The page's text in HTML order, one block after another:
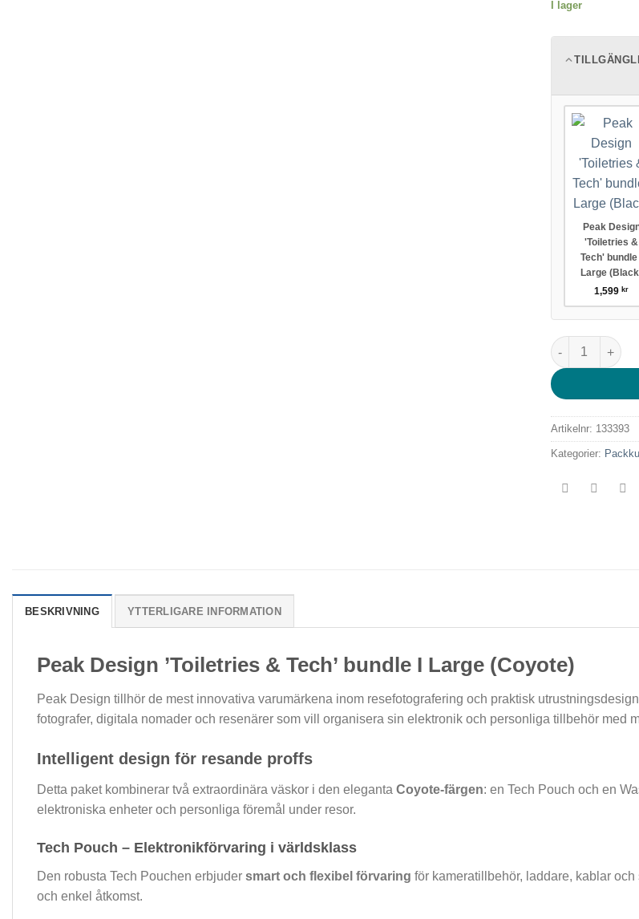
I lager
Peak
'Toiletries &
Tech' bundle I
Large
1,599 kr
Peak Design
Artikelnr: 133393
Kategorier:
BESKRIVNING YTTERLIGARE INFORMATION
Peak Design ’Toiletries & Tech’ bundle I Large (Coyote)
Peak Design tillhör de mest innovativa varumärkena inom resefotografering och praktisk
fotografer, digitala nomader och resenärer som vill organisera sin elektronik och personliga tillbehör med
Intelligent design för resande proffs
Detta paket kombinerar två extraordinära väskor i den eleganta Coyote-färgen: en Tech Pouch och en
elektroniska enheter och personliga föremål under resor.
Tech Pouch – Elektronikförvaring i världsklass
Den robusta Tech Pouchen erbjuder smart och flexibel förvaring för kameratillbehör, laddare, kablar
och enkel åtkomst.